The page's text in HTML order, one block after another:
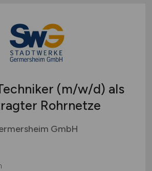
(m/w/d) als
Rohrnetze
GmbH